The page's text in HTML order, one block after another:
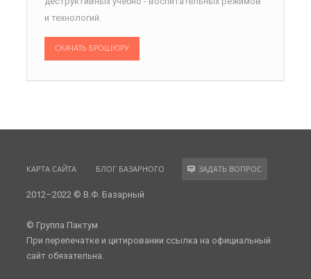
и технологий.
СКАЧАТЬ БРОШЮРУ
КАРТА САЙТА БЛОГ БАЗАРНОГО ЗАДАТЬ ВОПРОС
2012–2022 © В.Ф. Базарный
© Группа Пактум
При перепечатке и цитировании ссылка на официальный
сайт обязательна.